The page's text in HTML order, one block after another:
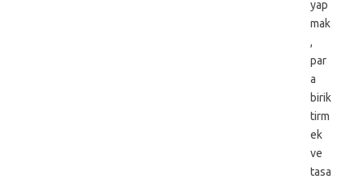
yap
mak
,
par
a
birik
tirm
ek
ve
tasa